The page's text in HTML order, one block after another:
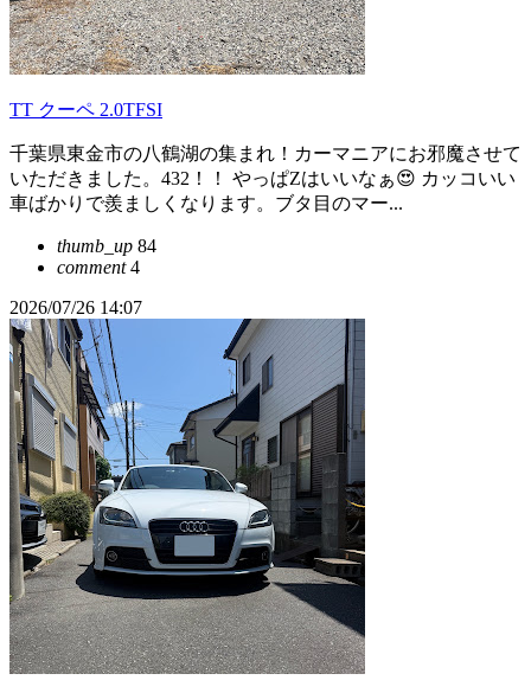
TT クーペ 2.0TFSI
千葉県東金市の八鶴湖の集まれ！カーマニアにお邪魔させて
いただきました。432！！ やっぱZはいいなぁ😍 カッコいい
車ばかりで羨ましくなります。ブタ目のマー...
thumb_up 84
comment4
2026/07/26 14:07